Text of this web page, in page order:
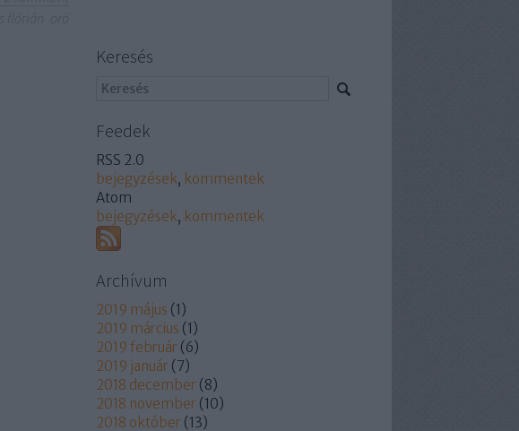
Keresés
Feedek
RSS 2.0
bejegyzések, kommentek
Atom
bejegyzések, kommentek
Archívum
2019 május (1)
2019 március (1)
2019 február (6)
2019 január (7)
2018 december (8)
2018 november (10)
2018 október (13)